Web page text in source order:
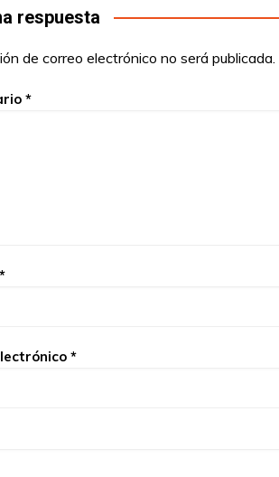
respuesta
de correo electrónico no será publicada.
*
*
*